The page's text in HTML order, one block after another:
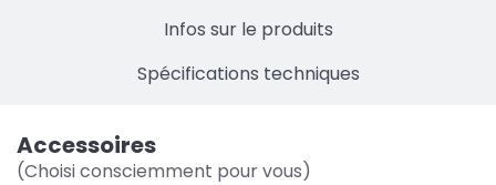
Infos sur le produits
Spécifications techniques
Accessoires
(Choisi consciemment pour vous)